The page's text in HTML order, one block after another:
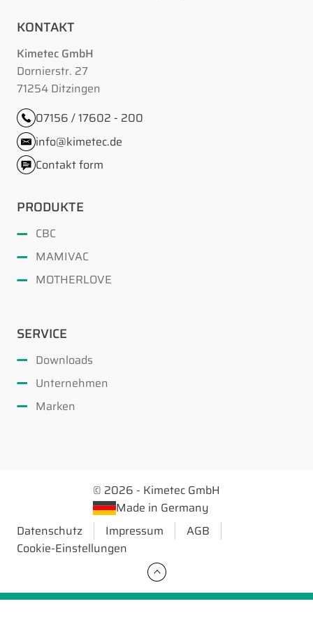
KONTAKT
Kimetec GmbH
Dornierstr. 27
71254 Ditzingen
07156 / 17602 - 200
info@kimetec.de
Contakt form
PRODUKTE
CBC
MAMIVAC
MOTHERLOVE
SERVICE
Downloads
Unternehmen
Marken
© 2026 - Kimetec GmbH
Made in Germany
Datenschutz
Impressum
AGB
Cookie-Einstellungen